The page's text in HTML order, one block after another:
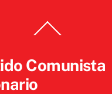
To
Comunista